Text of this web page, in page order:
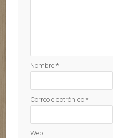
Nombre*
Correo electrónico*
Web